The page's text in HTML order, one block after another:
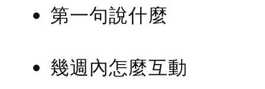
第一句說什麼
幾週內怎麼互動